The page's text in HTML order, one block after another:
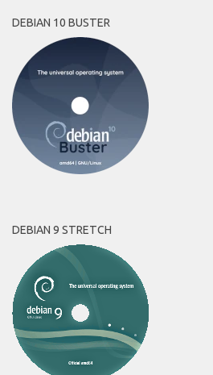
DEBIAN 10 BUSTER
DEBIAN 9 STRETCH